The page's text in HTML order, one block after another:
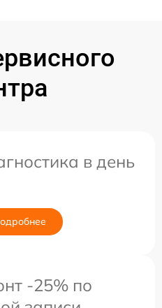
в день
-25% по